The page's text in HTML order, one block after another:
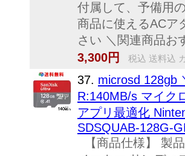
付属して、予備用
商品に使えるACア
さい ＼関連商品お
3,300円
税込 送料込
37. microsd 128gb
R:140MB/s マイク
アプリ最適化
SDSQUAB-128G-
【商品仕様】 製